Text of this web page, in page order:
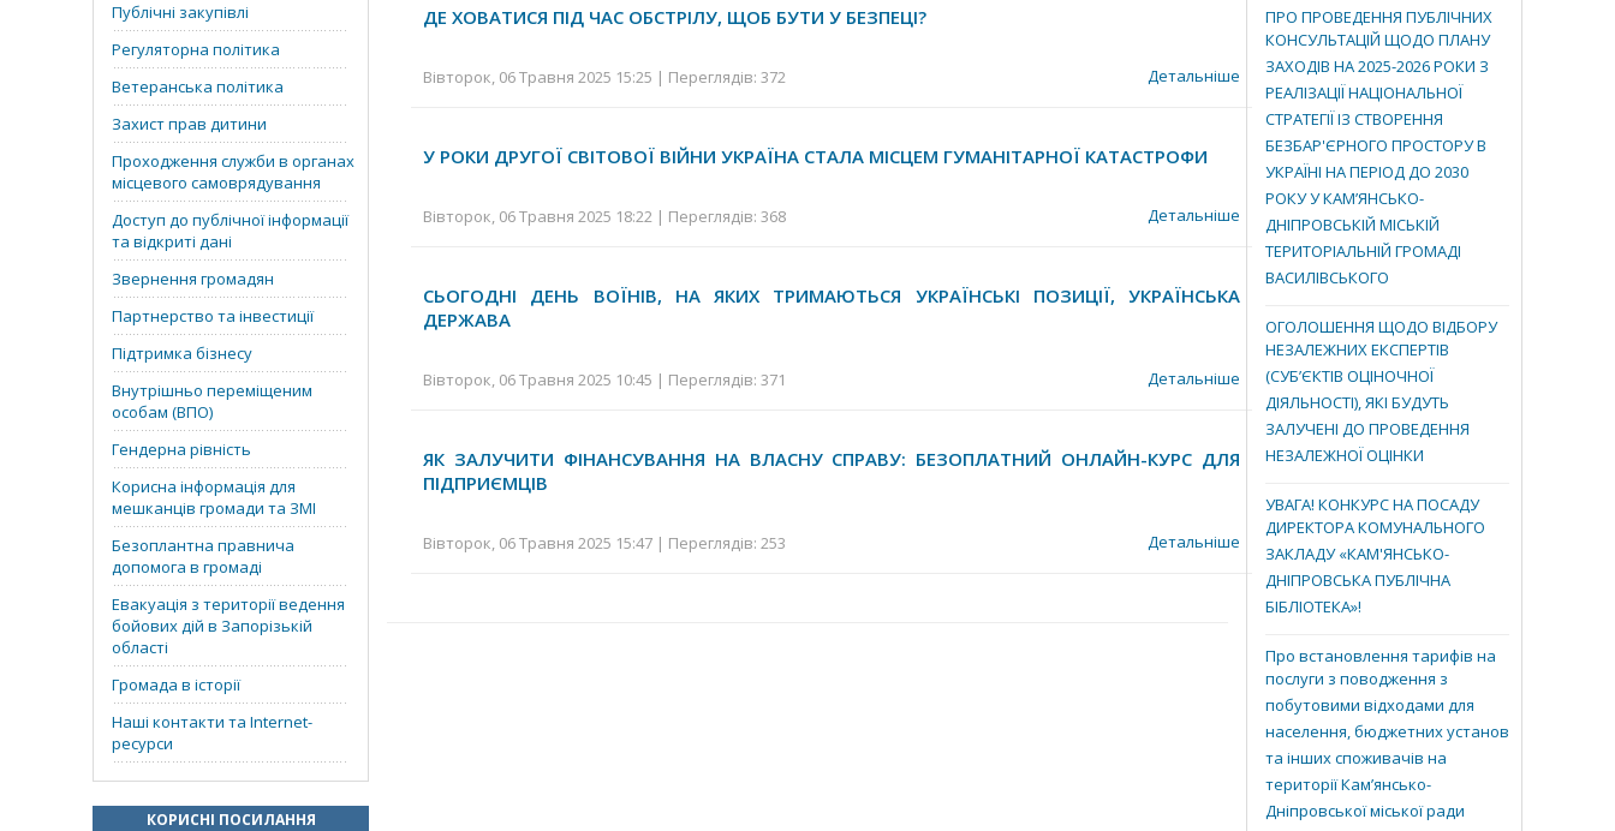
Публічні закупівлі
Регуляторна політика
Ветеранська політика
Захист прав дитини
Проходження служби в органах
місцевого самоврядування
Доступ до публічної інформації
та відкриті дані
Звернення громадян
Партнерство та інвестиції
Підтримка бізнесу
Внутрішньо переміщеним
особам (ВПО)
Гендерна рівність
Корисна інформація для
мешканців громади та ЗМІ
Безоплантна правнича
допомога в громаді
Евакуація з території ведення
бойових дій в Запорізькій
області
Громада в історії
Наші контакти та Internet-
ресурси
КОРИСНІ ПОСИЛАННЯ
ДЕ ХОВАТИСЯ ПІД ЧАС ОБСТРІЛУ, ЩОБ БУТИ У БЕЗПЕЦІ?
Вівторок, 06 Травня 2025 15:25 | Переглядів: 372 Детальніше
У РОКИ ДРУГОЇ СВІТОВОЇ ВІЙНИ УКРАЇНА СТАЛА МІСЦЕМ ГУМАНІТАРНОЇ КАТАСТРОФИ
Вівторок, 06 Травня 2025 18:22 | Переглядів: 368 Детальніше
СЬОГОДНІ ДЕНЬ ВОЇНІВ, НА ЯКИХ ТРИМАЮТЬСЯ УКРАЇНСЬКІ ПОЗИЦІЇ, УКРАЇНСЬКА
ДЕРЖАВА
Вівторок, 06 Травня 2025 10:45 | Переглядів: 371 Детальніше
ЯК ЗАЛУЧИТИ ФІНАНСУВАННЯ НА ВЛАСНУ СПРАВУ: БЕЗОПЛАТНИЙ ОНЛАЙН-КУРС ДЛЯ
ПІДПРИЄМЦІВ
Вівторок, 06 Травня 2025 15:47 | Переглядів: 253 Детальніше
ПРО ПРОВЕДЕННЯ ПУБЛІЧНИХ
КОНСУЛЬТАЦІЙ ЩОДО ПЛАНУ
ЗАХОДІВ НА 2025-2026 РОКИ З
РЕАЛІЗАЦІЇ НАЦІОНАЛЬНОЇ
СТРАТЕГІЇ ІЗ СТВОРЕННЯ
БЕЗБАР'ЄРНОГО ПРОСТОРУ В
УКРАЇНІ НА ПЕРІОД ДО 2030
РОКУ У КАМ’ЯНСЬКО-
ДНІПРОВСЬКІЙ МІСЬКІЙ
ТЕРИТОРІАЛЬНІЙ ГРОМАДІ
ВАСИЛІВСЬКОГО
ОГОЛОШЕННЯ ЩОДО ВІДБОРУ
НЕЗАЛЕЖНИХ ЕКСПЕРТІВ
(СУБ’ЄКТІВ ОЦІНОЧНОЇ
ДІЯЛЬНОСТІ), ЯКІ БУДУТЬ
ЗАЛУЧЕНІ ДО ПРОВЕДЕННЯ
НЕЗАЛЕЖНОЇ ОЦІНКИ
УВАГА! КОНКУРС НА ПОСАДУ
ДИРЕКТОРА КОМУНАЛЬНОГО
ЗАКЛАДУ «КАМ'ЯНСЬКО-
ДНІПРОВСЬКА ПУБЛІЧНА
БІБЛІОТЕКА»!
Про встановлення тарифів на
послуги з поводження з
побутовими відходами для
населення, бюджетних установ
та інших споживачів на
території Кам’янсько-
Дніпровської міської ради